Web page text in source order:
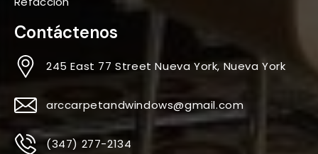
Contáctenos
245 East 77 Street Nueva York, Nueva York
arccarpetandwindows@gmail.com
(347) 277-2134